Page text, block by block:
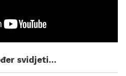
svidjeti…